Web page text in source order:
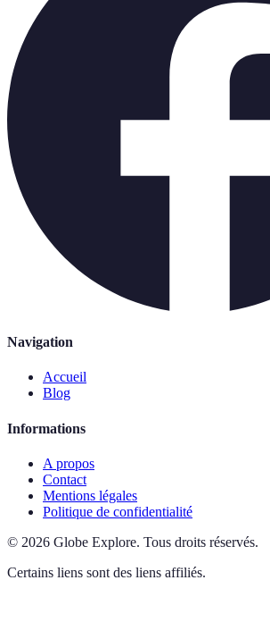
Navigation
Accueil
Blog
Informations
A propos
Contact
Mentions légales
Politique de confidentialité
© 2026 Globe Explore. Tous droits réservés.
Certains liens sont des liens affiliés.